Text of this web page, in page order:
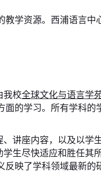
教学资源。西浦语言
我校全球文化与语言学
的学习。所有学科
讲座内容，以及以学
生尽快适应和胜任其
映了学科领域最新的